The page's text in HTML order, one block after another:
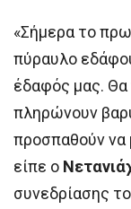
«Σήμερα το
πύραυλο
έδαφός μας. Θα
πληρώνουν
προσπαθούν να
είπε ο
συνεδρίασης